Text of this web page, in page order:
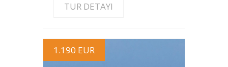
TUR DETAYI
1.190 EUR